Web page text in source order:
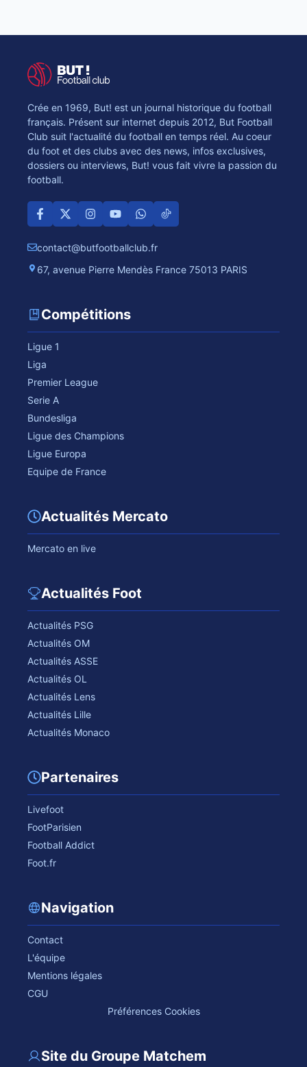
Crée en 1969, But! est un journal historique du football
français. Présent sur internet depuis 2012, But Football
Club suit l'actualité du football en temps réel. Au coeur
du foot et des clubs avec des news, infos exclusives,
dossiers ou interviews, But! vous fait vivre la passion du
football.
contact@butfootballclub.fr
67, avenue Pierre Mendès France 75013 PARIS
Compétitions
Ligue 1
Liga
Premier League
Serie A
Bundesliga
Ligue des Champions
Ligue Europa
Equipe de France
Actualités Mercato
Mercato en live
Actualités Foot
Actualités PSG
Actualités OM
Actualités ASSE
Actualités OL
Actualités Lens
Actualités Lille
Actualités Monaco
Partenaires
Livefoot
FootParisien
Football Addict
Foot.fr
Navigation
Contact
L'équipe
Mentions légales
CGU
Préférences Cookies
Site du Groupe Matchem